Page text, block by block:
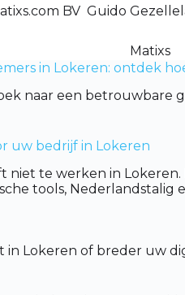
BV Guido
Matixs
in Lokeren: ontdek
naar een betrouwbare
uw bedrijf in Lokeren
niet te werken in
tools,
Lokeren of breder uw